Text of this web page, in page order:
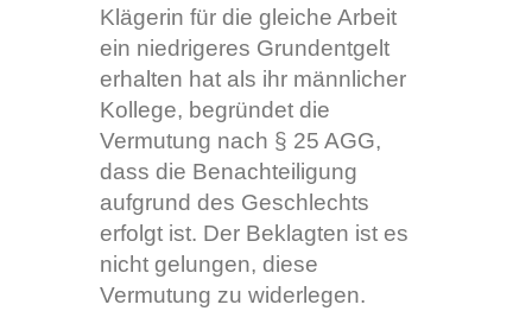
Klägerin für die gleiche Arbeit
ein niedrigeres Grundentgelt
erhalten hat als ihr männlicher
Kollege, begründet die
Vermutung nach § 25 AGG,
dass die Benachteiligung
aufgrund des Geschlechts
erfolgt ist. Der Beklagten ist es
nicht gelungen, diese
Vermutung zu widerlegen.